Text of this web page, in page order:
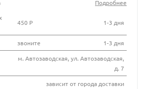
Подробнее
450 Р 1-3 дня
звоните 1-3 дня
м. Автозаводская, ул. Автозаводская,
д. 7
зависит от города доставки